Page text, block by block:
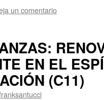
un comentario
EN EL
(C11)